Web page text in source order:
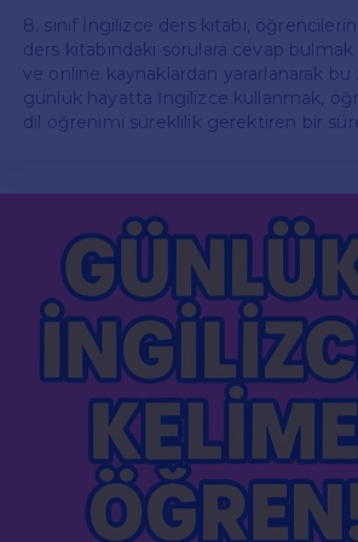
8. sınıf İngilizce ders kitabı,
ders kitabındaki sorulara cevap
ve online kaynaklardan yararlanarak
günlük hayatta İngilizce kullanmak,
dil öğrenimi süreklilik gerektiren bir